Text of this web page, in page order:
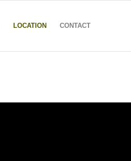
LOCATION CONTACT